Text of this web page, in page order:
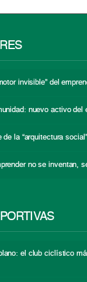
invisible” del
nuevo activo del
de la “arquitectura
no se inventan,
el club ciclístico